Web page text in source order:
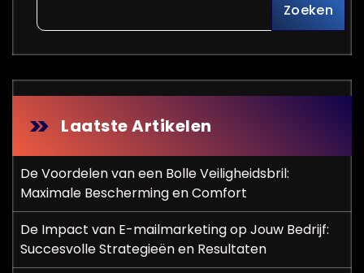
Zoeken
Laatste Artikelen
De Voordelen van een Bolle Veiligheidsbril:
Maximale Bescherming en Comfort
De Impact van E-mailmarketing op Jouw Bedrijf:
Succesvolle Strategieën en Resultaten